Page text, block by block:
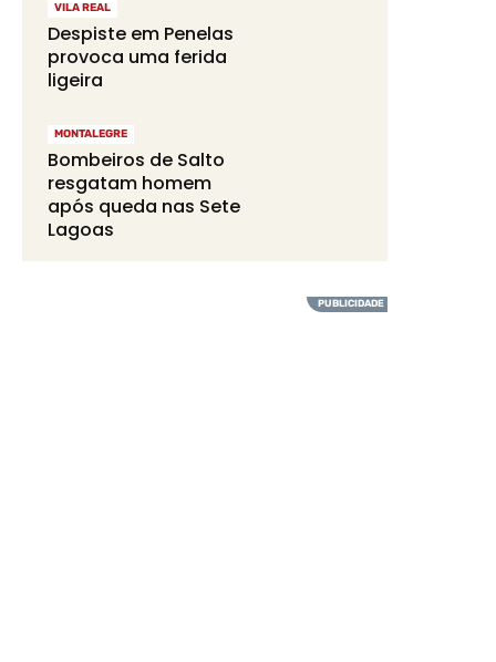
VILA REAL
Despiste em Penelas
provoca uma ferida
ligeira
MONTALEGRE
Bombeiros de Salto
resgatam homem
após queda nas Sete
Lagoas